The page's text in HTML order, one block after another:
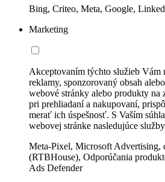
Bing, Criteo, Meta, Google,
Marketing
Akceptovaním týchto služieb Vám
reklamy, sponzorovaný obsah
webové stránky alebo produkty na
pri prehliadaní a nakupovaní,
merať ich úspešnosť. S Vaším
webovej stránke nasledujúce
Meta-Pixel, Microsoft Advertising,
(RTBHouse), Odporúčania
Ads Defender